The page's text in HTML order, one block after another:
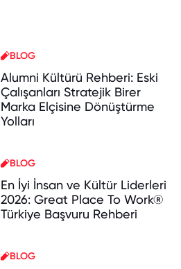
BLOG
Alumni Kültürü Rehberi: Eski
Çalışanları Stratejik Birer
Marka Elçisine Dönüştürme
Yolları
BLOG
En İyi İnsan ve Kültür Liderleri
2026: Great Place To Work®
Türkiye Başvuru Rehberi
BLOG